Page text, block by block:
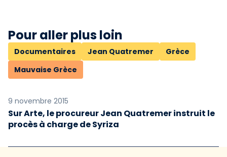
Pour aller plus loin
Documentaires Jean Quatremer
Grèce
Mauvaise Grèce
9 novembre 2015
Sur Arte, le procureur Jean Quatremer instruit le
procès à charge de Syriza